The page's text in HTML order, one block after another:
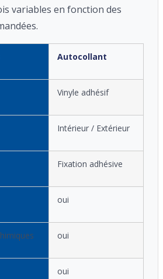
variables en fonction des
Autocollant
Vinyle adhésif
Intérieur / Extérieur
Fixation adhésive
oui
oui
oui